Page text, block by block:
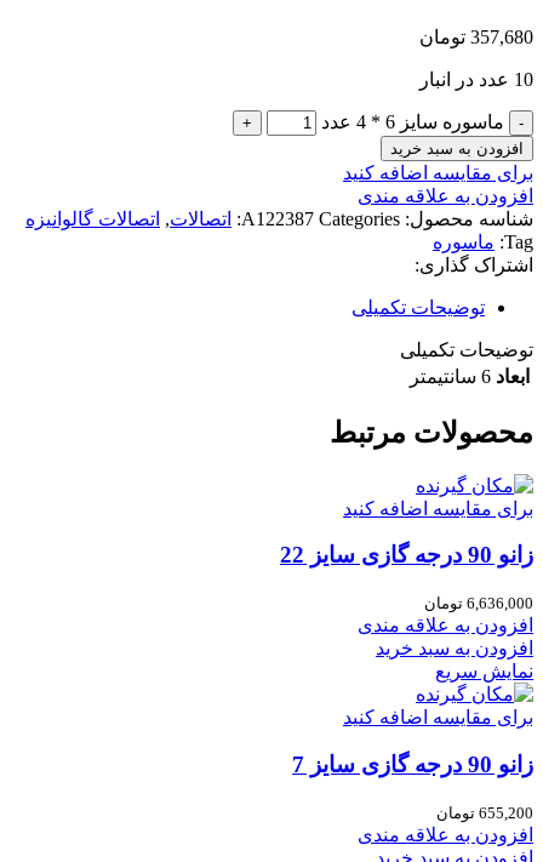
357,680 تومان
10 عدد در انبار
ماسوره سایز 6 * 4 عدد
افزودن به سبد خرید
برای مقایسه اضافه کنید
افزودن به علاقه مندی
شناسه محصول:
A122387 Categories: اتصالات, اتصالات گالوانیزه
Tag: ماسوره
اشتراک گذاری:
توضیحات تکمیلی
توضیحات تکمیلی
ابعاد 6 سانتیمتر
محصولات مرتبط
برای مقایسه اضافه کنید
زانو 90 درجه گازی سایز 22
6,636,000 تومان
افزودن به علاقه مندی
افزودن به سبد خرید
نمایش سریع
برای مقایسه اضافه کنید
زانو 90 درجه گازی سایز 7
655,200 تومان
افزودن به علاقه مندی
افزودن به سبد خرید